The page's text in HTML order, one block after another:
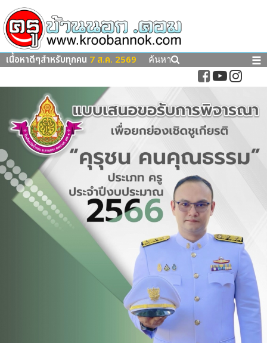
เนื้อหาดีๆสำหรับทุกคน 7 ส.ค. 2569 ค้นหา ☰